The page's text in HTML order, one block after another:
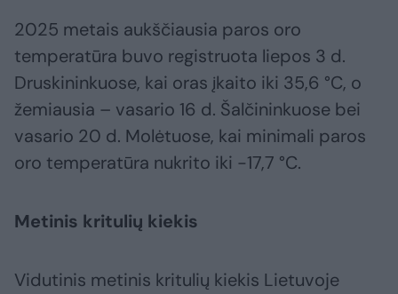
2025 metais aukščiausia paros oro
temperatūra buvo registruota liepos 3 d.
Druskininkuose, kai oras įkaito iki 35,6 °C, o
žemiausia – vasario 16 d. Šalčininkuose bei
vasario 20 d. Molėtuose, kai minimali paros
oro temperatūra nukrito iki -17,7 °C.
Metinis kritulių kiekis
Vidutinis metinis kritulių kiekis Lietuvoje